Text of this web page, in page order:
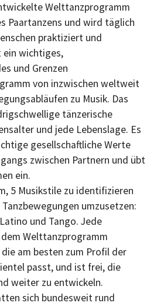
Welttanzprogramm
Paartanzens und wird täglich
praktiziert und
ein wichtiges,
und Grenzen
von inzwischen weltweit
zu Musik. Das
tänzerische
und jede Lebenslage. Es
gesellschaftliche Werte
zwischen Partnern und übt
ein.
5 Musikstile zu identifizieren
umzusetzen:
und Tango. Jede
Welttanzprogramm
am besten zum Profil der
passt, und ist frei, die
weiter zu entwickeln.
sich bundesweit rund